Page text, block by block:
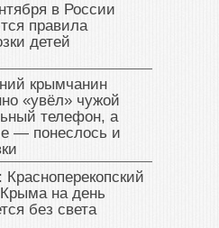
в России
правила
детей
крымчанин
«увёл» чужой
телефон, а
— понеслось и
Красноперекопский
на день
без света